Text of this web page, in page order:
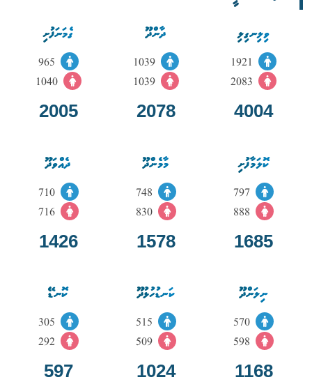
ވިލިނގިލި
1921
2083
4004
ދާންދޫ
1039
1039
2078
ގެމަނަފުށި
1040
2005
ކޮލަމާފުށި
797
888
1685
މާމެންދޫ
748
830
1578
ދެއްވަދޫ
710
716
1426
ނިލަންދޫ
570
598
1168
ކަނޑުހުޅުދޫ
515
509
1024
ކޮނޑޭ
292
597